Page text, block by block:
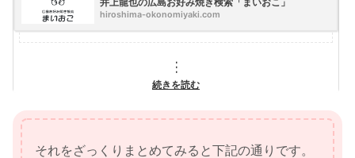
それをざっくりまとめてみると下記の通りです。